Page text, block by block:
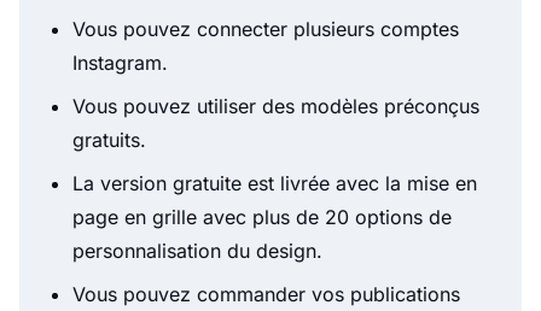
Vous pouvez connecter plusieurs comptes
Instagram.
Vous pouvez utiliser des modèles préconçus
gratuits.
La version gratuite est livrée avec la mise en
page en grille avec plus de 20 options de
personnalisation du design.
Vous pouvez commander vos publications